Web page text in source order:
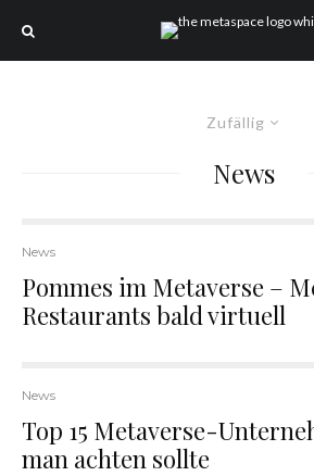
Zufällig
News
News
Pommes im Metaverse –
Restaurants bald virtuell
News
Top 15 Metaverse-
man achten sollte